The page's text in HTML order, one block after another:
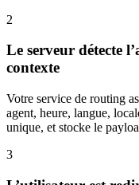
2
Le serveur détecte
contexte
Votre service de routing
agent, heure, langue,
unique, et stocke le
3